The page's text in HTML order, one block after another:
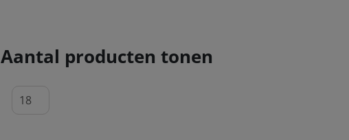
Aantal producten tonen